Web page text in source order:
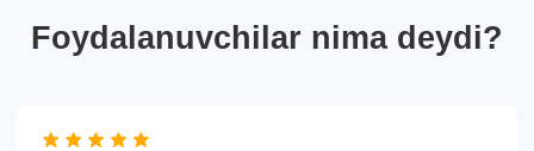
Foydalanuvchilar nima deydi?